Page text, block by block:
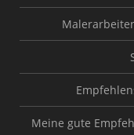
Meine gute